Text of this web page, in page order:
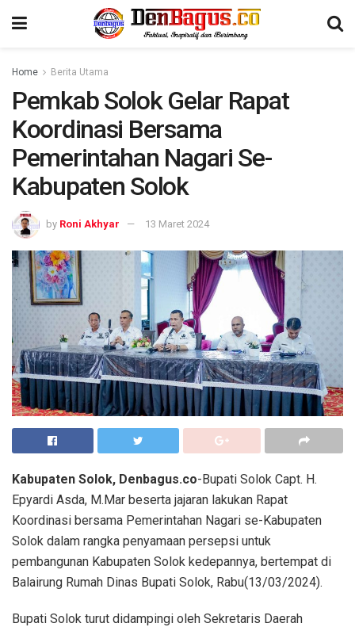
Home Berita Utama
Pemkab Solok Gelar Rapat
Koordinasi Bersama
Pemerintahan Nagari Se-
Kabupaten Solok
by Roni Akhyar 13 Maret 2024
Kabupaten Solok, Denbagus.co-Bupati Solok Capt. H.
Epyardi Asda, M.Mar beserta jajaran lakukan Rapat
Koordinasi bersama Pemerintahan Nagari se-Kabupaten
Solok dalam rangka penyamaan persepsi untuk
pembangunan Kabupaten Solok kedepannya, bertempat di
Balairung Rumah Dinas Bupati Solok, Rabu(13/03/2024).
Bupati Solok turut didampingi oleh Sekretaris Daerah